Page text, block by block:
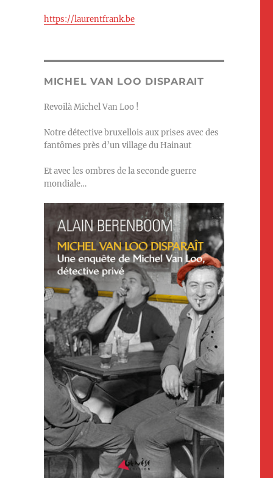
https://laurentfrank.be
MICHEL VAN LOO DISPARAIT
Revoilà Michel Van Loo !
Notre détective bruxellois aux prises avec des
fantômes près d’un village du Hainaut
Et avec les ombres de la seconde guerre
mondiale…